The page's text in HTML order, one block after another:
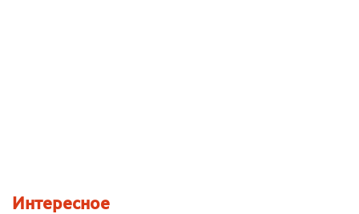
Интересное